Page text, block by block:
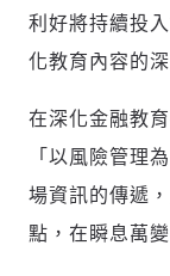
利好將持續投
化教育內容的
在深化金融教
「以風險管理
場資訊的傳遞
點，在瞬息萬